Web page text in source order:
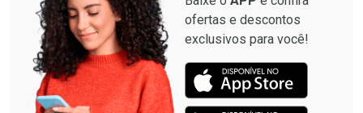
ofertas e descontos
exclusivos para você!